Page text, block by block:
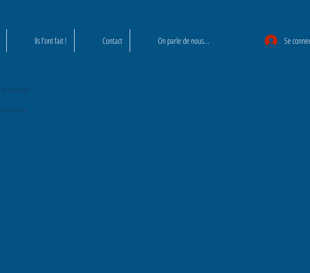
Ils l'ont fait ! Contact On parle de nous... Se
refresh
us.